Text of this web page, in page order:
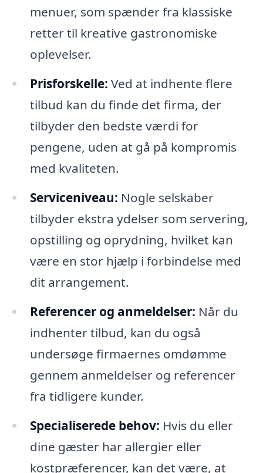
menuer, som spænder fra klassiske
retter til kreative gastronomiske
oplevelser.
Prisforskelle: Ved at indhente flere
tilbud kan du finde det firma, der
tilbyder den bedste værdi for
pengene, uden at gå på kompromis
med kvaliteten.
Serviceniveau: Nogle selskaber
tilbyder ekstra ydelser som servering,
opstilling og oprydning, hvilket kan
være en stor hjælp i forbindelse med
dit arrangement.
Referencer og anmeldelser: Når du
indhenter tilbud, kan du også
undersøge firmaernes omdømme
gennem anmeldelser og referencer
fra tidligere kunder.
Specialiserede behov: Hvis du eller
dine gæster har allergier eller
kostpræferencer, kan det være, at